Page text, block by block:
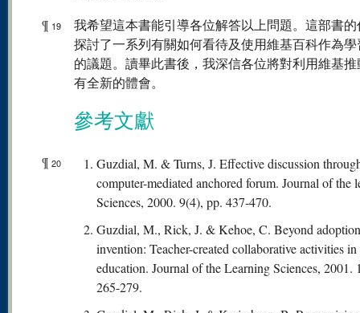
¶ 19
我希望這本書能引導各位解答以上問題。這部書
探討了一系列有關如何看待及使用維基百科作為
的議題。讀畢此書後，我深信各位將對利用維基
有全新的體會。
參考文獻
¶ 20
Guzdial, M. & Turns, J. Effective discussion
computer-mediated anchored forum. Journal of the
Sciences, 2000. 9(4), pp. 437-470.
Guzdial, M., Rick, J. & Kehoe, C. Beyond
invention: Teacher-created collaborative activities
education. Journal of the Learning Sciences, 2001.
265-279.